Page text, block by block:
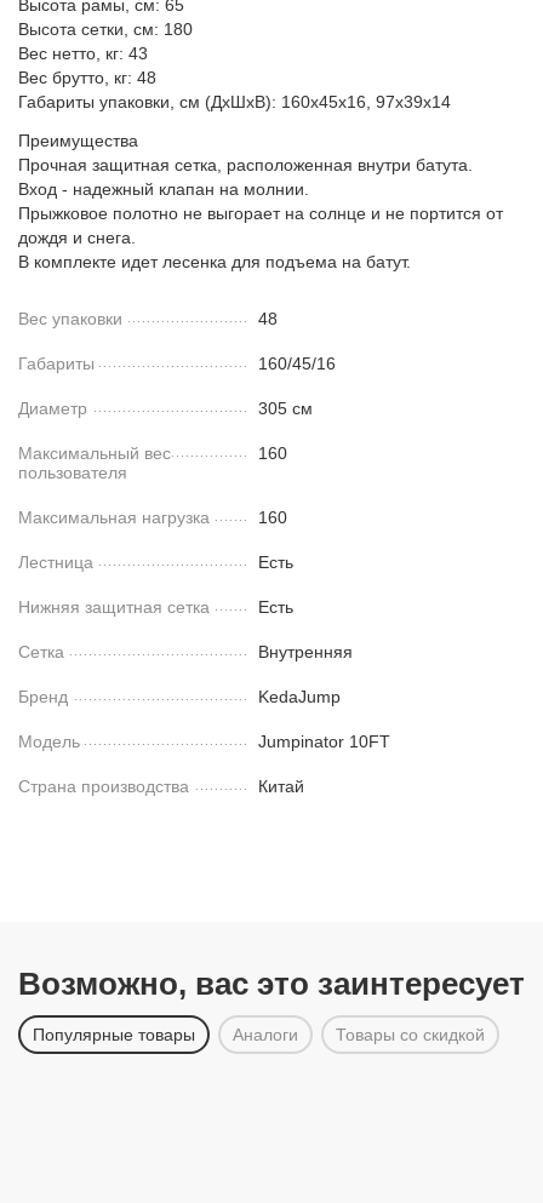
Высота рамы, см: 65
Высота сетки, см: 180
Вес нетто, кг: 43
Вес брутто, кг: 48
Габариты упаковки, см (ДхШхВ): 160х45х16, 97х39х14
Преимущества
Прочная защитная сетка, расположенная внутри батута.
Вход - надежный клапан на молнии.
Прыжковое полотно не выгорает на солнце и не портится от
дождя и снега.
В комплекте идет лесенка для подъема на батут.
Вес упаковки 48
Габариты 160/45/16
Диаметр 305 см
Максимальный вес
пользователя
160
Максимальная нагрузка 160
Лестница Есть
Нижняя защитная сетка Есть
Сетка Внутренняя
Бренд KedaJump
Модель Jumpinator 10FT
Страна производства Китай
Возможно, вас это заинтересует
Популярные товары Аналоги Товары со скидкой